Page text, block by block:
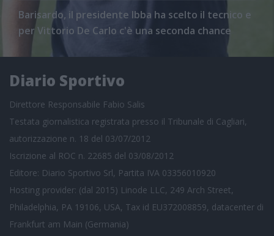
Barisardo, il presidente Ibba ha scelto il tecnico e
per Vittorio De Carlo c'è una seconda chance
Diario Sportivo
Direttore Responsabile Fabio Salis
Testata giornalistica registrata presso il Tribunale di Cagliari,
autorizzazione n. 18 del 03/07/2012
Iscrizione al ROC n. 22685 del 03/08/2012
Editore: Diario Sportivo Srl, Partita IVA 03356010920
Hosting provider: (dal 2015) Linode LLC, 249 Arch Street,
Philadelphia, PA 19106, USA, Tax id EU372008859, datacenter di
Frankfurt am Main (Germania)